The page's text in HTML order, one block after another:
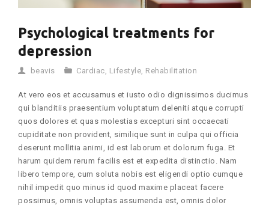
Psychological treatments for
depression
beavis Cardiac Lifestyle Rehabilitation
At vero eos et accusamus et iusto odio dignissimos ducimus
qui blanditiis praesentium voluptatum deleniti atque corrupti
quos dolores et quas molestias excepturi sint occaecati
cupiditate non provident, similique sunt in culpa qui officia
deserunt mollitia animi, id est laborum et dolorum fuga. Et
harum quidem rerum facilis est et expedita distinctio. Nam
libero tempore, cum soluta nobis est eligendi optio cumque
nihil impedit quo minus id quod maxime placeat facere
possimus, omnis voluptas assumenda est, omnis dolor